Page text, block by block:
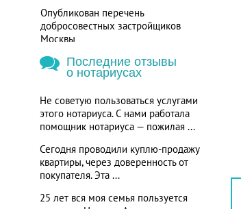
Опубликован перечень
добросовестных застройщиков
Москвы
Последние отзывы
о нотариусах
Не советую пользоваться услугами
этого нотариуса. С нами работала
помощник нотариуса — пожилая ...
Сегодня проводили куплю-продажу
квартиры, через доверенность от
покупателя. Эта ...
25 лет вся моя семья пользуется